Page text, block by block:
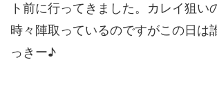
ト前に行ってきました。 カレイ狙い
時々陣取っているのですがこの日は
っきー♪